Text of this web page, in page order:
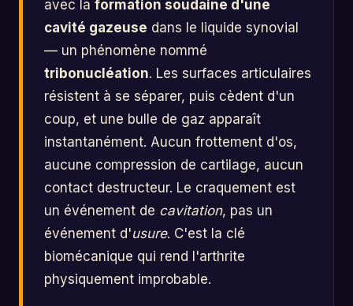
avec laformation soudaine d'une
cavité gazeuse dans le liquide synovial
— un phénomène nommé
tribonucléation. Les surfaces articulaires
résistent à se séparer, puis cèdent d'un
coup, et une bulle de gaz apparaît
instantanément. Aucun frottement d'os,
aucune compression de cartilage, aucun
contact destructeur. Le craquement est
un événement de cavitation, pas un
événement d'usure. C'est la clé
biomécanique qui rend l'arthrite
physiquement improbable.